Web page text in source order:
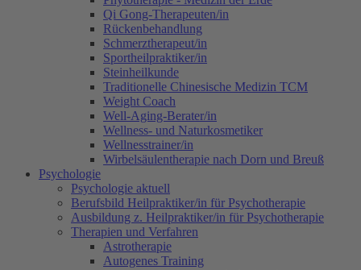
Qi Gong-Therapeuten/in
Rückenbehandlung
Schmerztherapeut/in
Sportheilpraktiker/in
Steinheilkunde
Traditionelle Chinesische Medizin TCM
Weight Coach
Well-Aging-Berater/in
Wellness- und Naturkosmetiker
Wellnesstrainer/in
Wirbelsäulentherapie nach Dorn und Breuß
Psychologie
Psychologie aktuell
Berufsbild Heilpraktiker/in für Psychotherapie
Ausbildung z. Heilpraktiker/in für Psychotherapie
Therapien und Verfahren
Astrotherapie
Autogenes Training